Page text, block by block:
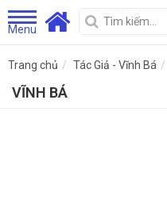
Menu
Trang chủ Tác Giả - Vĩnh Bá
VĨNH BÁ